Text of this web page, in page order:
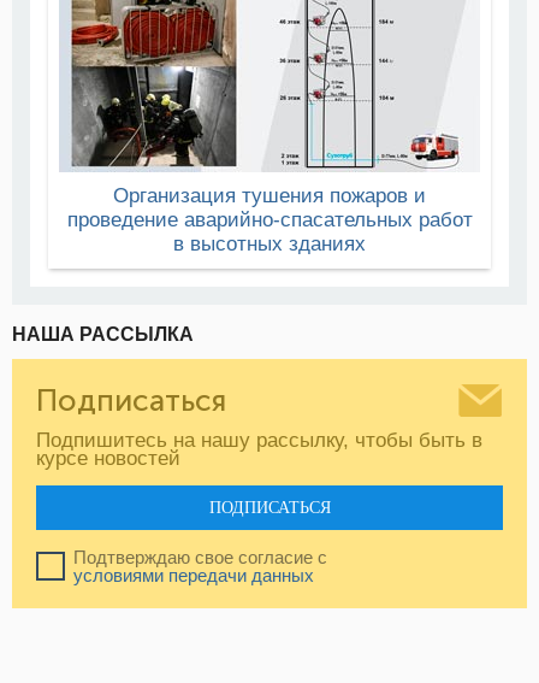
Организация тушения пожаров и
проведение аварийно-спасательных работ
в высотных зданиях
НАША РАССЫЛКА
Подписаться
Подпишитесь на нашу рассылку, чтобы быть в
курсе новостей
ПОДПИСАТЬСЯ
Подтверждаю свое согласие с
условиями передачи данных